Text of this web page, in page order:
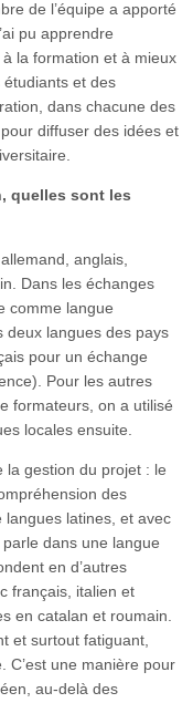
de l’équipe a apporté
pu apprendre
la formation et à mieux
et des
dans chacune des
diffuser des idées et
quelles sont les
anglais,
Dans les échanges
comme langue
deux langues des pays
pour un échange
Pour les autres
formateurs, on a utilisé
locales ensuite.
la gestion du projet : le
des
langues latines, et avec
dans une langue
en d’autres
français, italien et
en catalan et roumain.
et surtout fatiguant,
C’est une manière pour
au-delà des